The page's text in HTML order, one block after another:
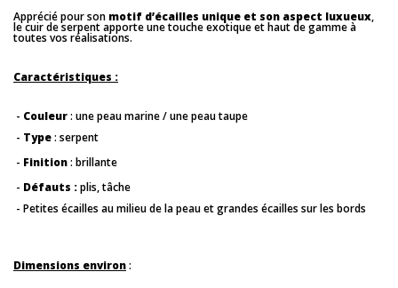
Apprécié pour son motif d’écailles unique et son aspect luxueux,
le cuir de serpent apporte une touche exotique et haut de gamme à
toutes vos réalisations.
Caractéristiques :
- Couleur: une peau marine / une peau taupe
- Type: serpent
- Finition: brillante
- Défauts :plis, tâche
- Petites écailles au milieu de la peau et grandes écailles sur les bords
Dimensions environ: